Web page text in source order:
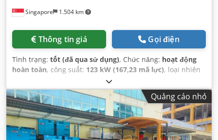
Singapore 1.504 km
Thông tin giá Gọi điện
Tình trạng: tốt (đã qua sử dụng), Chức năng: hoạt động
hoàn toàn, công suất: 123 kW (167,23 mã lực), loại nhiên
, trọng lượng tổng cộng:
kg, số máy/phương tiện:JCP00107, Thiết bị:cabin,
Quảng cáo nhỏ